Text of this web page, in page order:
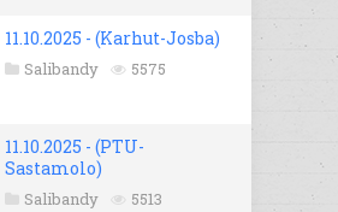
11.10.2025 - (Karhut-Josba)
Salibandy 5575
11.10.2025 - (PTU-
Sastamolo)
Salibandy 5513